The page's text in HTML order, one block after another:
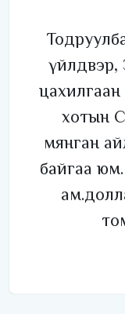
үйлдвэр,
хотын
мянган
байгаа